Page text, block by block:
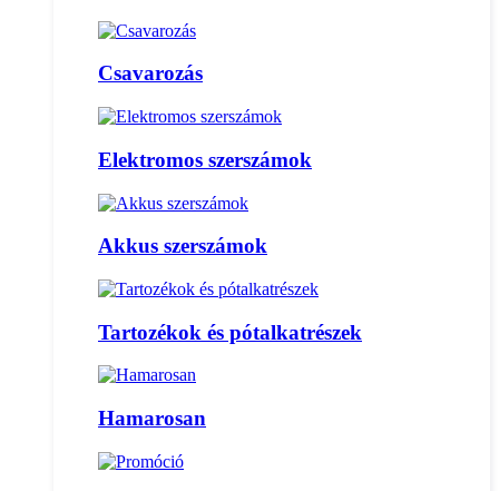
Csavarozás
Elektromos szerszámok
Akkus szerszámok
Tartozékok és pótalkatrészek
Hamarosan